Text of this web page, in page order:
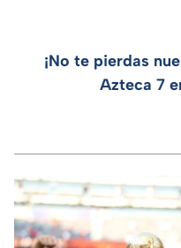
¡No te pierdas
Azteca 7